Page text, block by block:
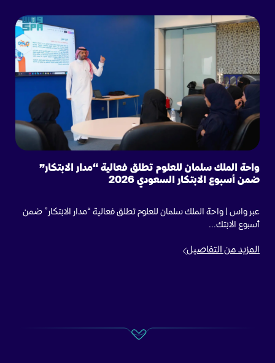
واحة الملك سلمان للعلوم تطلق فعالية “مدار الابتكار”
ضمن أسبوع الابتكار السعودي 2026
عبر واس | واحة الملك سلمان للعلوم تطلق فعالية “مدار الابتكار” ضمن
أسبوع الابتك...
المزيد من التفاصيل